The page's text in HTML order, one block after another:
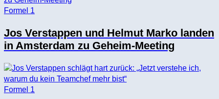
Formel 1
Jos Verstappen und Helmut Marko landen
in Amsterdam zu Geheim-Meeting
Formel 1